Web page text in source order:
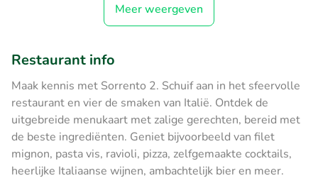
Meer weergeven
Restaurant info
Maak kennis met Sorrento 2. Schuif aan in het sfeervolle
restaurant en vier de smaken van Italië. Ontdek de
uitgebreide menukaart met zalige gerechten, bereid met
de beste ingrediënten. Geniet bijvoorbeeld van filet
mignon, pasta vis, ravioli, pizza, zelfgemaakte cocktails,
heerlijke Italiaanse wijnen, ambachtelijk bier en meer.